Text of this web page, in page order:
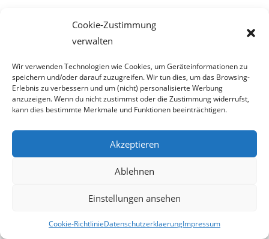
Cookie-Zustimmung
verwalten
Wir verwenden Technologien wie Cookies, um Geräteinformationen zu
speichern und/oder darauf zuzugreifen. Wir tun dies, um das Browsing-
Erlebnis zu verbessern und um (nicht) personalisierte Werbung
anzuzeigen. Wenn du nicht zustimmst oder die Zustimmung widerrufst,
kann dies bestimmte Merkmale und Funktionen beeinträchtigen.
Akzeptieren
Ablehnen
Einstellungen ansehen
Cookie-RichtlinieDatenschutzerklaerungImpressum